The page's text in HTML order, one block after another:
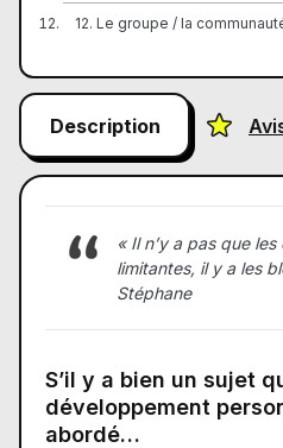
12. Le groupe / la
Description
« Il n’y a pas que
limitantes, il y a les
Stéphane
S’il y a bien un sujet
développement
abordé…